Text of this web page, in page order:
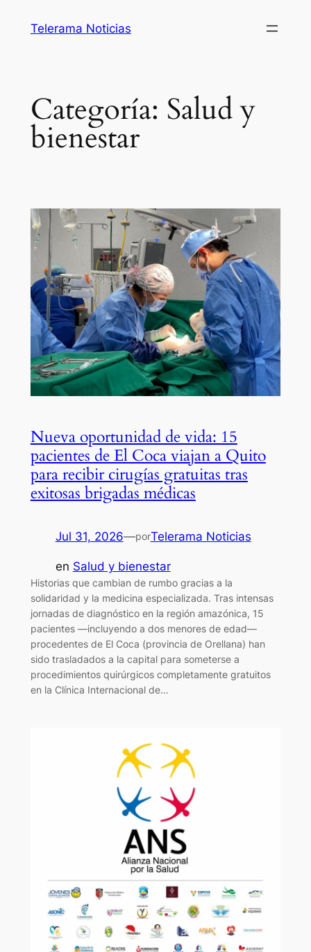
Telerama Noticias
Categoría: Salud y
bienestar
Nueva oportunidad de vida: 15
pacientes de El Coca viajan a Quito
para recibir cirugías gratuitas tras
exitosas brigadas médicas
Jul 31, 2026—porTelerama Noticias
en Salud y bienestar
Historias que cambian de rumbo gracias a la
solidaridad y la medicina especializada. Tras intensas
jornadas de diagnóstico en la región amazónica, 15
pacientes —incluyendo a dos menores de edad—
procedentes de El Coca (provincia de Orellana) han
sido trasladados a la capital para someterse a
procedimientos quirúrgicos completamente gratuitos
en la Clínica Internacional de…